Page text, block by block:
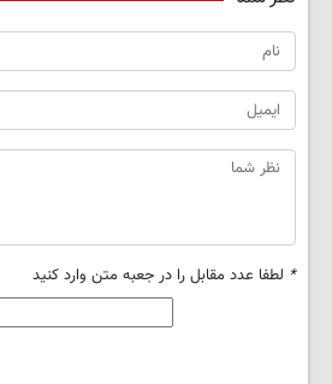
* لطفا عدد مقابل را در جعبه متن وارد کنید